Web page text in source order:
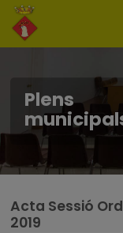
Plens
Acta Sessió
2019